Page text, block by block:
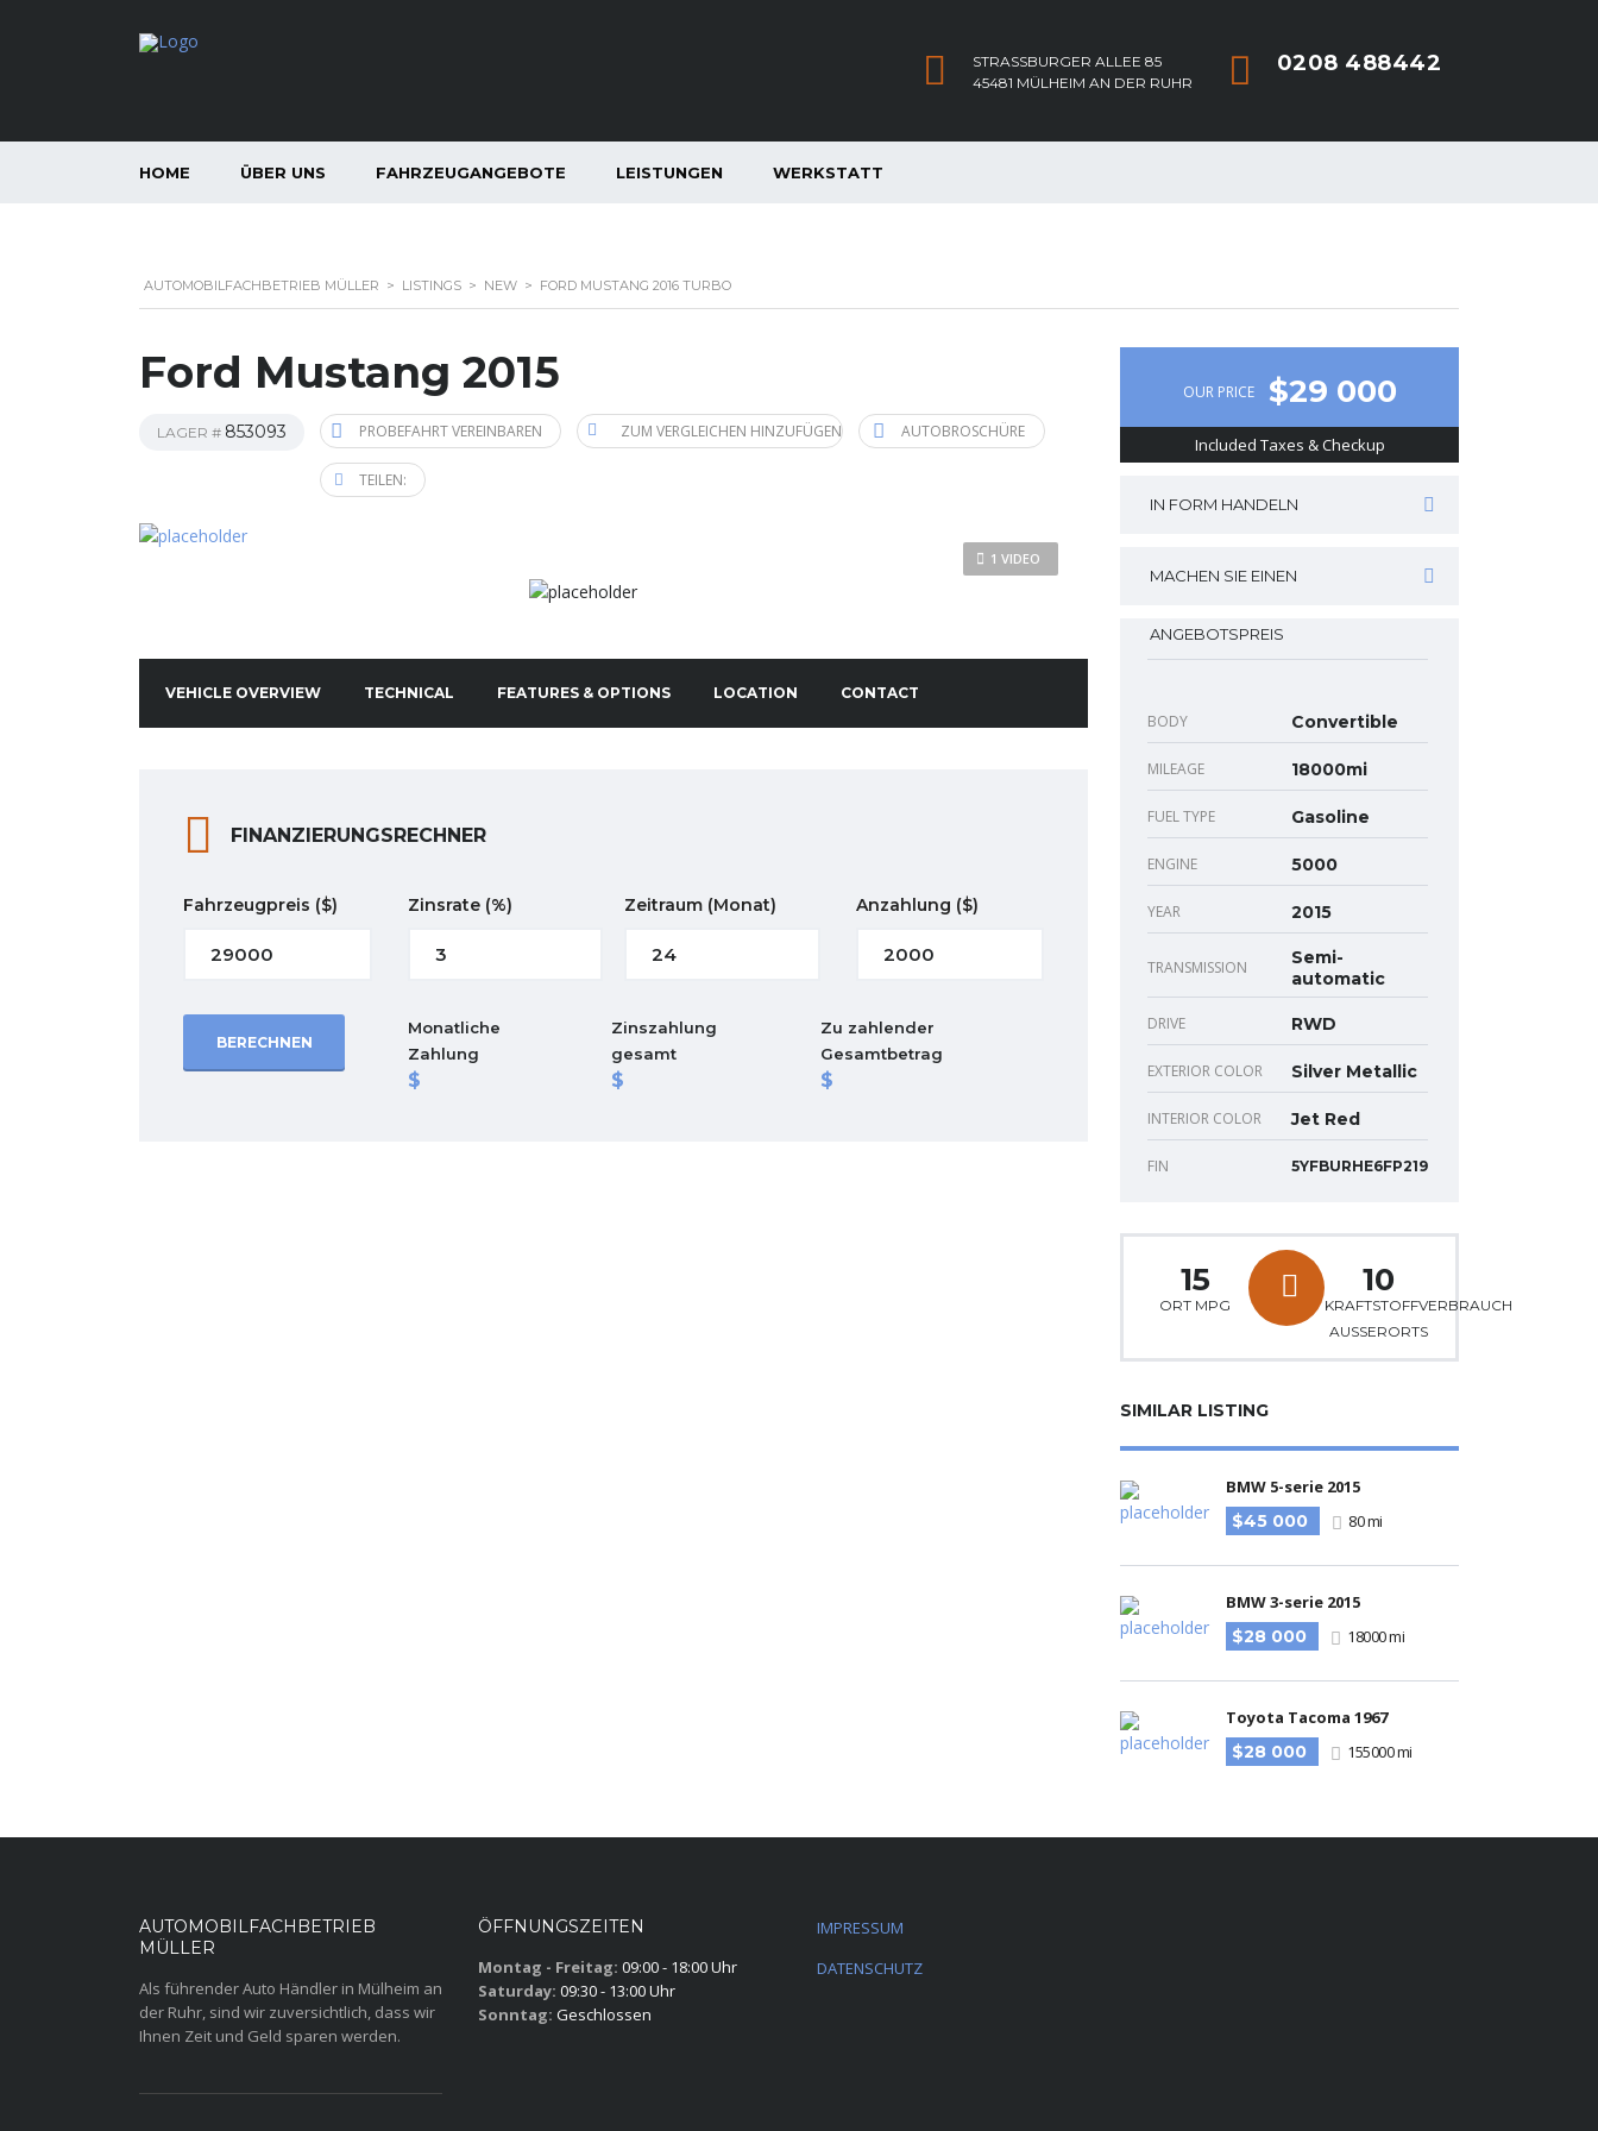
0208 488442
STRASSBURGER ALLEE 85
45481 MÜLHEIM AN DER RUHR
HOME ÜBER UNS FAHRZEUGANGEBOTE LEISTUNGEN WERKSTATT
AUTOMOBILFACHBETRIEB MÜLLER > LISTINGS > NEW > FORD MUSTANG 2016 TURBO
Ford Mustang 2015
LAGER # 853093 PROBEFAHRT VEREINBAREN ZUM VERGLEICHEN HINZUFÜGEN AUTOBROSCHÜRE
TEILEN:
1 VIDEO
VEHICLE OVERVIEW TECHNICAL FEATURES & OPTIONS LOCATION CONTACT
FINANZIERUNGSRECHNER
Fahrzeugpreis ($) Zinsrate (%) Zeitraum (Monat) Anzahlung ($)
BERECHNEN
Monatliche
Zahlung
Zinszahlung
gesamt
Zu zahlender
Gesamtbetrag
OUR PRICE $29 000
Included Taxes & Checkup
IN FORM HANDELN
MACHEN SIE EINEN
ANGEBOTSPREIS
BODY Convertible
MILEAGE 18000mi
FUEL TYPE Gasoline
ENGINE 5000
YEAR 2015
TRANSMISSION
Semi-
automatic
DRIVE RWD
EXTERIOR COLOR Silver Metallic
INTERIOR COLOR Jet Red
FIN 5YFBURHE6FP219
15
ORT MPG
10
KRAFTSTOFFVERBRAUCH
AUSSERORTS
SIMILAR LISTING
BMW 5-serie 2015
$45 000
80 mi
BMW 3-serie 2015
$28 000
18000 mi
Toyota Tacoma 1967
$28 000
155000 mi
AUTOMOBILFACHBETRIEB
MÜLLER
Als führender Auto Händler in Mülheim an
der Ruhr, sind wir zuversichtlich, dass wir
Ihnen Zeit und Geld sparen werden.
ÖFFNUNGSZEITEN
Montag - Freitag: 09:00 - 18:00 Uhr
Saturday: 09:30 - 13:00 Uhr
Sonntag: Geschlossen
IMPRESSUM
DATENSCHUTZ